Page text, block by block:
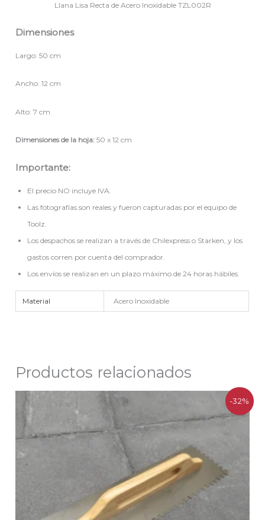
Llana Lisa Recta de Acero Inoxidable TZL002R
Dimensiones
Largo: 50 cm
Ancho: 12 cm
Alto: 7 cm
Dimensiones de la hoja:50 x 12 cm
Importante:
El precio NO incluye IVA.
Las fotografías son reales y fueron capturadas por el equipo de
Toolz.
Los despachos se realizan a través de Chilexpress o Starken, y los
gastos corren por cuenta del comprador.
Los envíos se realizan en un plazo máximo de 24 horas hábiles.
Material Acero Inoxidable
Productos relacionados
-32%
original
era:
El
precio
actual
es:
$19.990.